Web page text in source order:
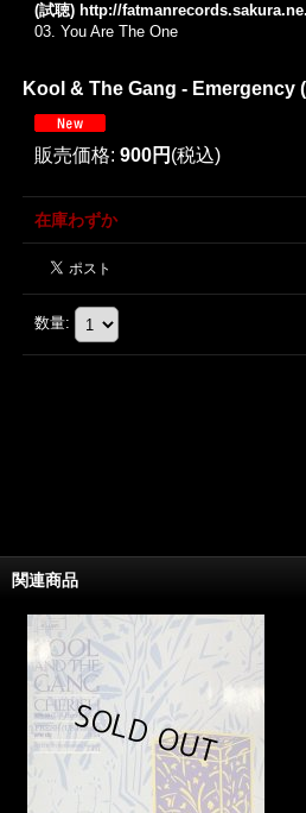
(試聴) http://
03. You Are The One
Kool & The Gang - Emergency
販売価格: 900円 (税込)
在庫わずか
数量:
関連商品